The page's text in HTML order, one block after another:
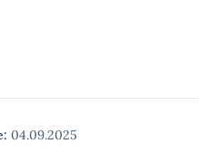
04.09.2025